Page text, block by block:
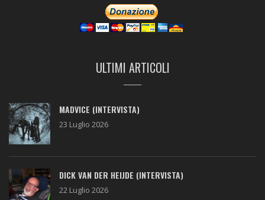
ULTIMI ARTICOLI
MADVICE (INTERVISTA)
23 Luglio 2026
DICK VAN DER HEIJDE (INTERVISTA)
22 Luglio 2026